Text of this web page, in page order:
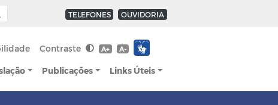
TELEFONES OUVIDORIA
Contraste A+ A-
Publicações Links Úteis